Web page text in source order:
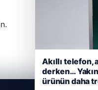
Akıllı telefon,
derken…
ürünün daha